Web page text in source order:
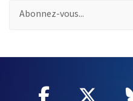
Facebook
, Ouvre ,